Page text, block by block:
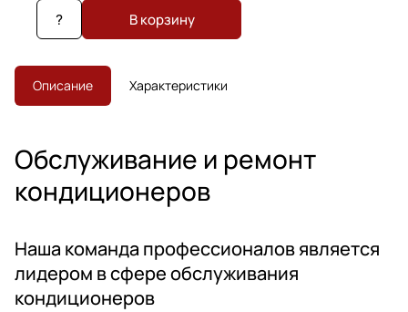
? В корзину
Описание Характеристики
Обслуживание и ремонт
кондиционеров
Наша команда профессионалов является
лидером в сфере обслуживания
кондиционеров